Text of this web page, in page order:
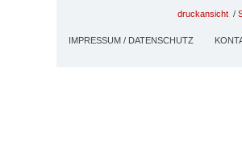
druckansicht /
IMPRESSUM / DATENSCHUTZ